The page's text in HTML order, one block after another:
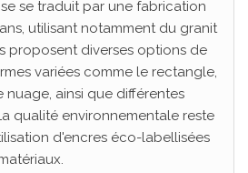
se traduit par une fabrication
utilisant notamment du granit
proposent diverses options de
variées comme le rectangle,
ainsi que différentes
qualité environnementale reste
d'encres éco-labellisées